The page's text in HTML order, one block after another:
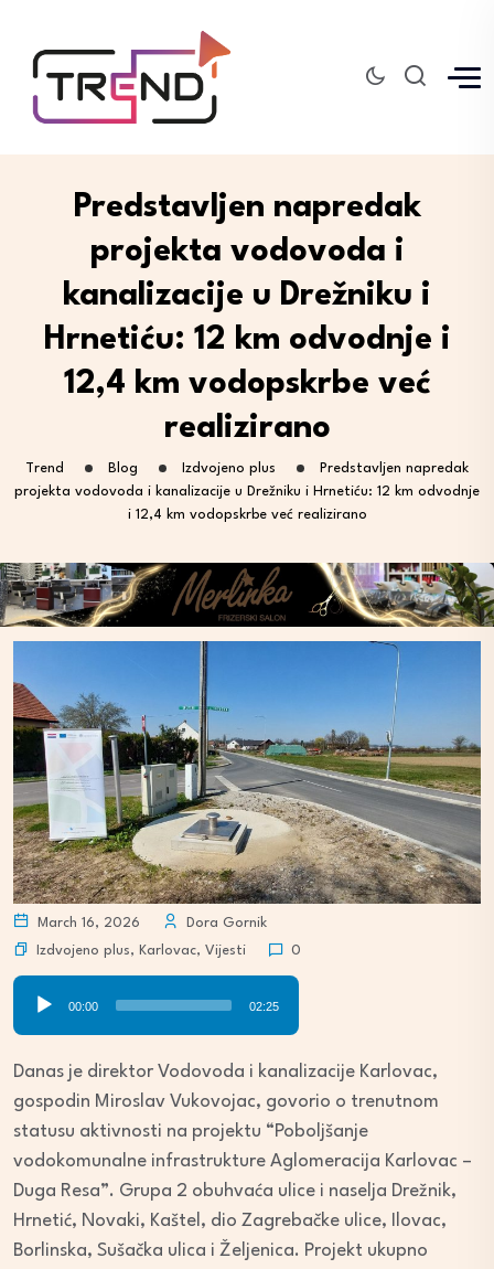
Predstavljen napredak
projekta vodovoda i
kanalizacije u Drežniku i
Hrnetiću: 12 km odvodnje i
12,4 km vodopskrbe već
realizirano
Trend Blog Izdvojeno plus
Predstavljen napredak
projekta vodovoda i kanalizacije u Drežniku i Hrnetiću: 12 km odvodnje
i 12,4 km vodopskrbe već realizirano
March 16, 2026
Dora Gornik
Izdvojeno plus, Karlovac, Vijesti 0
00:00 02:25
Danas je direktor Vodovoda i kanalizacije Karlovac,
gospodin Miroslav Vukovojac, govorio o trenutnom
statusu aktivnosti na projektu “Poboljšanje
vodokomunalne infrastrukture Aglomeracija Karlovac –
Duga Resa”. Grupa 2 obuhvaća ulice i naselja Drežnik,
Hrnetić, Novaki, Kaštel, dio Zagrebačke ulice, Ilovac,
Borlinska, Sušačka ulica i Željenica. Projekt ukupno